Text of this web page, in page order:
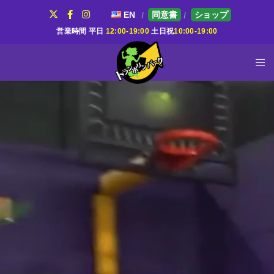
EN 同意書 ショップ
営業時間 平日 12:00-19:00 土日祝10:00-19:00